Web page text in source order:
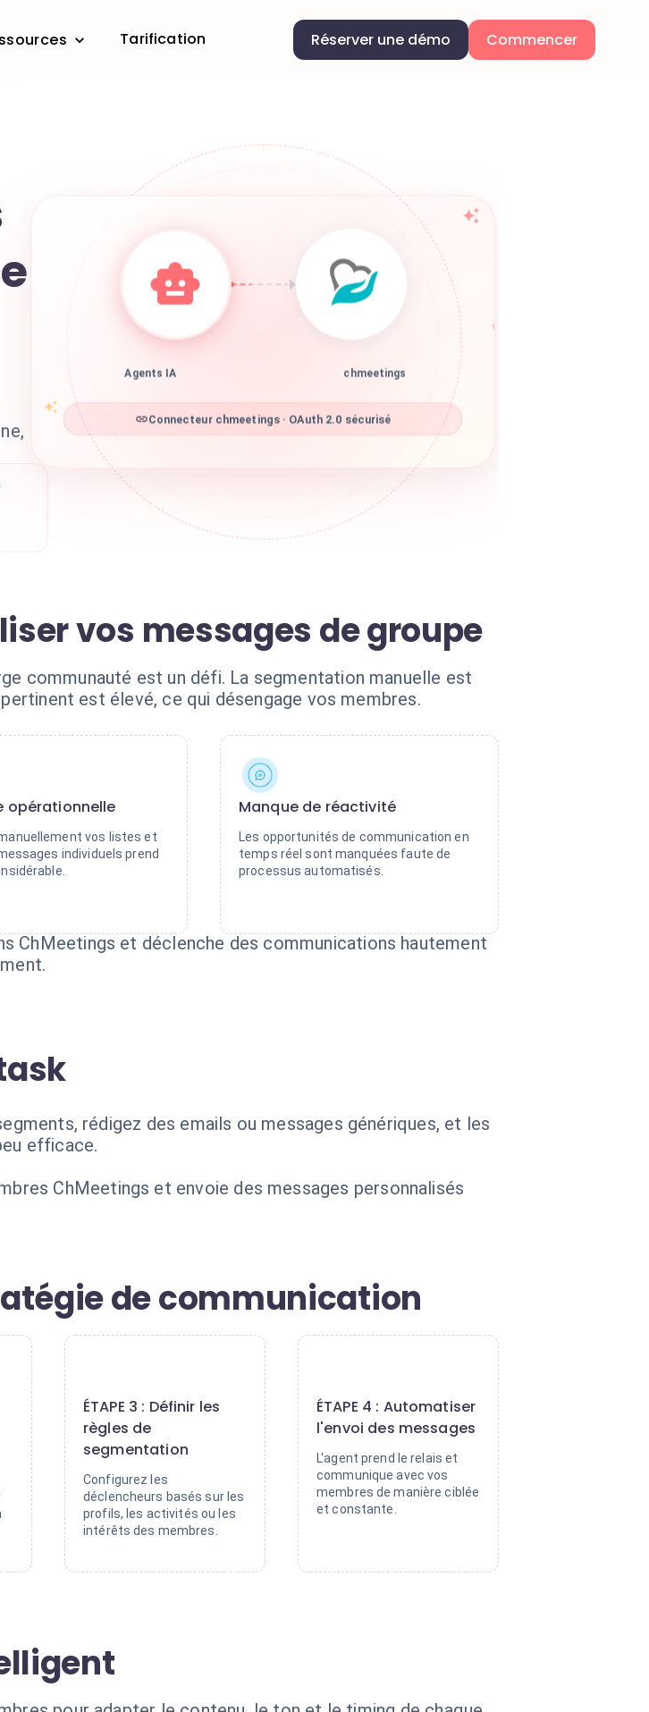
Tarification Réserver une démo Commencer
Agents IA chmeetings
Connecteur chmeetings · OAuth 2.0 sécurisé
vos messages de groupe
communauté est un défi. La segmentation manuelle est
est élevé, ce qui désengage vos membres.
opérationnelle
vos listes et
individuels prend
Manque de réactivité
Les opportunités de communication en
temps réel sont manquées faute de
processus automatisés.
ChMeetings et déclenche des communications hautement
rédigez des emails ou messages génériques, et les
efficace.
ChMeetings et envoie des messages personnalisés
de communication
ÉTAPE 3 : Définir les
règles de
segmentation
Configurez les
déclencheurs basés sur les
profils, les activités ou les
intérêts des membres.
ÉTAPE 4 : Automatiser
l'envoi des messages
L'agent prend le relais et
communique avec vos
membres de manière ciblée
et constante.